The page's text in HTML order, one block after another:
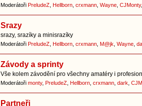
Moderátoři PreludeZ Hellborn crxmann Wayne CJMonty
Srazy
srazy, srazíky a minisrazíky
Moderátoři PreludeZ Hellborn crxmann M@jk Wayne
Závody a sprinty
Vše kolem závodění pro všechny amatéry i
Moderátoři monty, PreludeZ Hellborn crxmann dark
Partneři